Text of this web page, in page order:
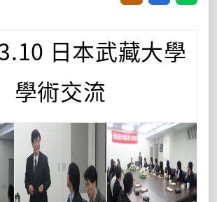
日本武藏大學
學術交流